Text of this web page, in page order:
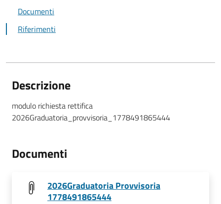
Documenti
Riferimenti
Descrizione
modulo richiesta rettifica
2026Graduatoria_provvisoria_1778491865444
Documenti
2026Graduatoria Provvisoria
1778491865444